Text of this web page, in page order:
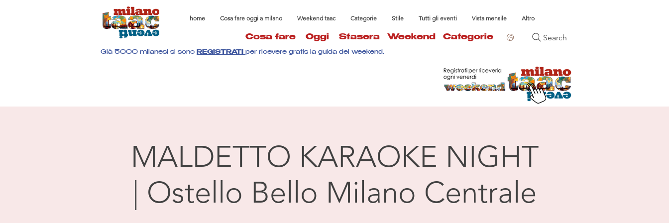
home Cosa fare oggi a milano Weekend taac Categorie Stile Tutti gli eventi Vista mensile Altro
Cosa fare Oggi Stasera Weekend Categorie Search
Già 5000 milanesi si sono REGISTRATI per ricevere gratis la guida del weekend.
MALDETTO KARAOKE NIGHT
| Ostello Bello Milano Centrale